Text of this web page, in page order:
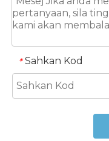
* Sahkan Kod